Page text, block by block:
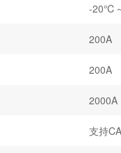
-20℃
200A
200A
2000A
支持